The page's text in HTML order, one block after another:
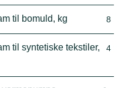
til bomuld, kg 8
til syntetiske tekstiler,
4